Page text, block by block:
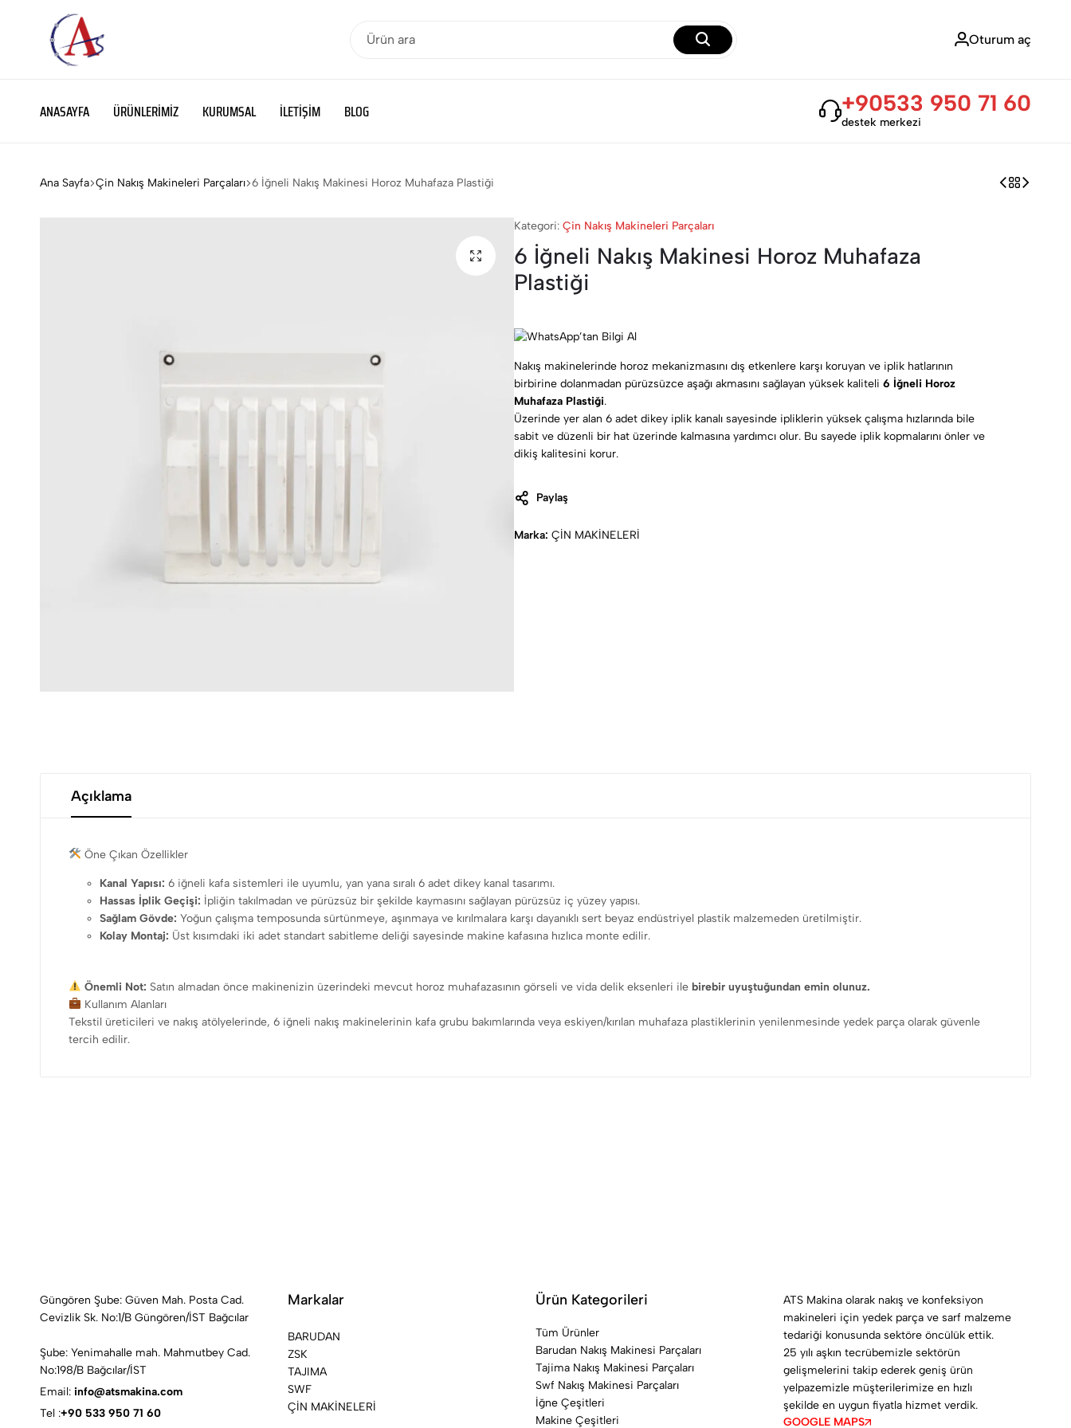
binlerce
Oturum aç
ANASAYFA ÜRÜNLERIMIZ KURUMSAL İLETIŞIM BLOG +90533 950 71 60
destek merkezi
Ana Sayfa Çin Nakış Makineleri Parçaları 6 İğneli Nakış Makinesi Horoz Muhafaza Plastiği
Kategori: Çin Nakış Makineleri Parçaları
6 İğneli Nakış Makinesi Horoz Muhafaza
Plastiği
Nakış makinelerinde horoz mekanizmasını dış etkenlere karşı koruyan ve iplik hatlarının
birbirine dolanmadan pürüzsüzce aşağı akmasını sağlayan yüksek kaliteli 6 İğneli Horoz
Muhafaza Plastiği.
Üzerinde yer alan 6 adet dikey iplik kanalı sayesinde ipliklerin yüksek çalışma hızlarında bile
sabit ve düzenli bir hat üzerinde kalmasına yardımcı olur. Bu sayede iplik kopmalarını önler ve
dikiş kalitesini korur.
Paylaş
Marka: ÇİN MAKİNELERİ
Açıklama
Öne Çıkan Özellikler
Kanal Yapısı: 6 iğneli kafa sistemleri ile uyumlu, yan yana sıralı 6 adet dikey kanal tasarımı.
Hassas İplik Geçişi: İpliğin takılmadan ve pürüzsüz bir şekilde kaymasını sağlayan pürüzsüz iç yüzey yapısı.
Sağlam Gövde: Yoğun çalışma temposunda sürtünmeye, aşınmaya ve kırılmalara karşı dayanıklı sert beyaz endüstriyel plastik malzemeden üretilmiştir.
Kolay Montaj: Üst kısımdaki iki adet standart sabitleme deliği sayesinde makine kafasına hızlıca monte edilir.
Önemli Not: Satın almadan önce makinenizin üzerindeki mevcut horoz muhafazasının görseli ve vida delik eksenleri ile birebir uyuştuğundan emin olunuz.
Kullanım Alanları
Tekstil üreticileri ve nakış atölyelerinde, 6 iğneli nakış makinelerinin kafa grubu bakımlarında veya eskiyen/kırılan muhafaza plastiklerinin yenilenmesinde yedek parça olarak güvenle
tercih edilir.
Güngören Şube: Güven Mah. Posta Cad.
Cevizlik Sk. No:1/B Güngören/İST Bağcılar
Şube: Yenimahalle mah. Mahmutbey Cad.
No:198/B Bağcılar/İST
Email: info@atsmakina.com
Tel :+90 533 950 71 60
Markalar
BARUDAN
ZSK
TAJIMA
SWF
ÇİN MAKİNELERİ
Ürün Kategorileri
Tüm Ürünler
Barudan Nakış Makinesi Parçaları
Tajima Nakış Makinesi Parçaları
Swf Nakış Makinesi Parçaları
İğne Çeşitleri
Makine Çeşitleri
ATS Makina olarak nakış ve konfeksiyon
makineleri için yedek parça ve sarf malzeme
tedariği konusunda sektöre öncülük ettik.
25 yılı aşkın tecrübemizle sektörün
gelişmelerini takip ederek geniş ürün
yelpazemizle müşterilerimize en hızlı
şekilde en uygun fiyatla hizmet verdik.
GOOGLE MAPS